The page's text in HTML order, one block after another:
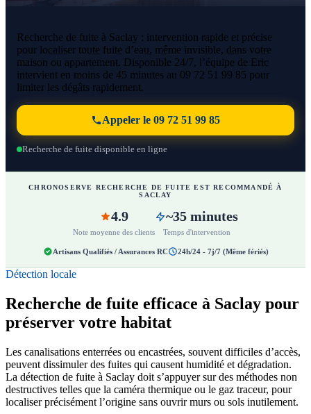
Recherche de fuite à Saclay : intervention rapide et précise
pour localiser toute fuite d’eau, même invisible, dans votre
maison ou appartement. Disponible 24/7, l’équipe de Eric
intervient en moins de 45 minutes au 09 72 51 99 85 pour
limiter les dégâts rapidement.
Appeler le 09 72 51 99 85
Recherche de fuite disponible en ligne
CHRONOSERVE RECHERCHE DE FUITE EST RECOMMANDÉ À
SACLAY
4.9
Note moyenne des clients
~35 minutes
Temps d'intervention
Artisans Qualifiés / Assurances RC 24h/24 - 7j/7 (Même fériés)
Détection locale
Recherche de fuite efficace à Saclay pour
préserver votre habitat
Les canalisations enterrées ou encastrées, souvent difficiles d’accès,
peuvent dissimuler des fuites qui causent humidité et dégradation.
La détection de fuite à Saclay doit s’appuyer sur des méthodes non
destructives telles que la caméra thermique ou le gaz traceur, pour
localiser précisément l’origine sans ouvrir murs ou sols inutilement.